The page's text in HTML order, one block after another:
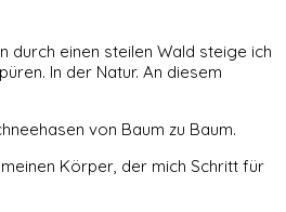
durch einen steilen Wald steige ich
In der Natur. An diesem
von Baum zu Baum.
Körper, der mich Schritt für